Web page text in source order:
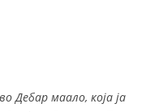
Дебар маало, која ја